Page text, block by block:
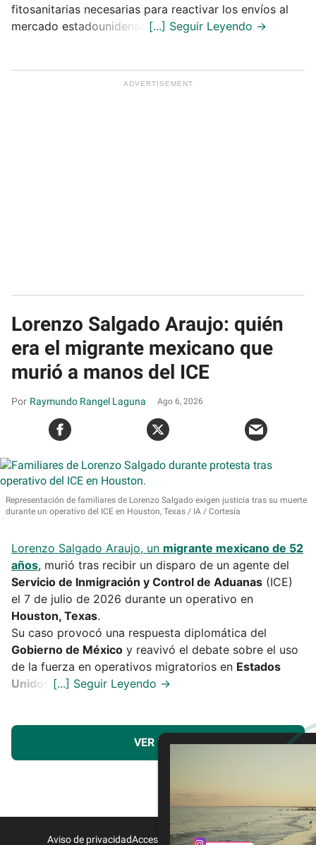
fitosanitarias necesarias para reactivar los envíos al
mercado estadounidense.
Lorenzo Salgado Araujo: quién
era el migrante mexicano que
murió a manos del ICE
Raymundo Rangel Laguna Ago 6, 2026
Representación de familiares de Lorenzo Salgado exigen justicia tras su muerte
durante un operativo del ICE en Houston, Texas
IA / Cortesía
Lorenzo Salgado Araujo, un migrante mexicano de 52
años, murió tras recibir un disparo de un agente del
Servicio de Inmigración y Control de Aduanas (ICE)
el 7 de julio de 2026 durante un operativo en
Houston, Texas.
Su caso provocó una respuesta diplomática del
Gobierno de México y reavivó el debate sobre el uso
de la fuerza en operativos migratorios en Estados
Unidos
VER MÁS
Aviso de privacidadAcceso a ProveedoresContacto